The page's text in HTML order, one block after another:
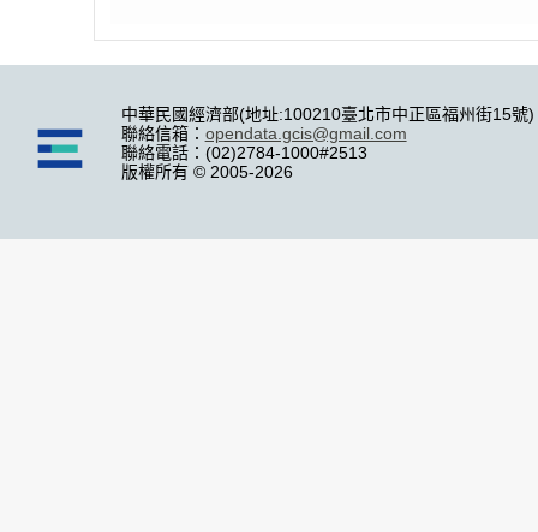
中華民國經濟部(地址:100210臺北市中正區福州街15號)
聯絡信箱： opendata.gcis@gmail.com
聯絡電話：(02)2784-1000#2513
版權所有 © 2005-2026